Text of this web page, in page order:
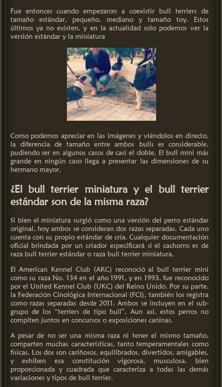
Fue entonces cuando empezaron a coexistir bull terriers de
tamaño estándar, pequeño, mediano y tamaño toy. Estos
últimos ya no existen, y en la actualidad solo podemos ver la
versión estándar y la miniatura
Como podemos apreciar en las imágenes y viéndolos en directo,
la diferencia de tamaño entre ambos bulls es considerable,
pudiendo ser en algunos casos de casi el doble. El bull mini más
grande en ningún caso llega a presentar las dimensiones de su
hermano mayor.
¿El bull terrier miniatura y el bull terrier
estándar son de la misma raza?
Si bien el miniatura surgió como una versión del perro estándar
original, hoy ambos se consideran dos razas separadas. Cada uno
cuenta con su propio estándar de cría. Cualquier documentación
oficial brindada por un criador especificará si el cachorro es de
raza bull terrier estándar o raza bull terrier miniatura.
El American Kennel Club (AKC) reconoció al bull terrier mini
como su raza No. 134 en el año 1991, y en 1993, fue reconocido
por el United Kennel Club (UKC) del Reino Unido. Por su parte,
la Federación Cinológica Internacional (FCI), también los registra
como razas separadas desde 2011. Ambos se incluyen en el sub-
grupo de los “terriers de tipo bull”. Aun así, estos perros no
compiten juntos en concursos o exposiciones caninas.
A pesar de no ser una misma raza ni tener el mismo tamaño,
comparten muchas características, tanto temperamentales como
físicas. Los dos son cariñosos, equilibrados, divertidos, amigables,
y exhiben esa constitución vigorosa, musculosa, bien
proporcionada y cuadrada que caracteriza a todas las demás
variaciones y tipos de bull terrier.